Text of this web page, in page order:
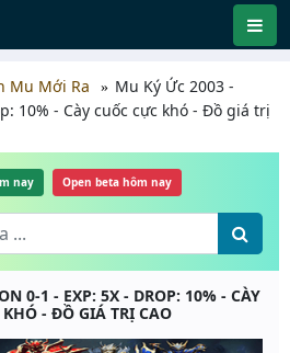
Mu Mới Ra
Mu Ký Ức 2003 -
10% - Cày cuốc cực khó - Đồ giá trị
nay Open beta hôm nay
0-1 - EXP: 5X - DROP: 10% - CÀY
KHÓ - ĐỒ GIÁ TRỊ CAO